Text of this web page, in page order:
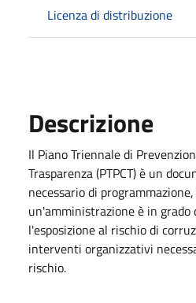
Licenza di distribuzione
Descrizione
Il Piano Triennale di
Trasparenza (PTPCT) è un
necessario di
un'amministrazione è in grado
l'esposizione al rischio di
interventi organizzativi
rischio.